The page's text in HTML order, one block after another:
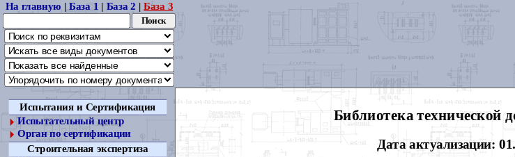
На главную |База 1 | База 2 |База 3
Испытания и Сертификация
Испытательный центр
Орган по сертификации
Строительная экспертиза
Библиотека технической
Дата актуализации: